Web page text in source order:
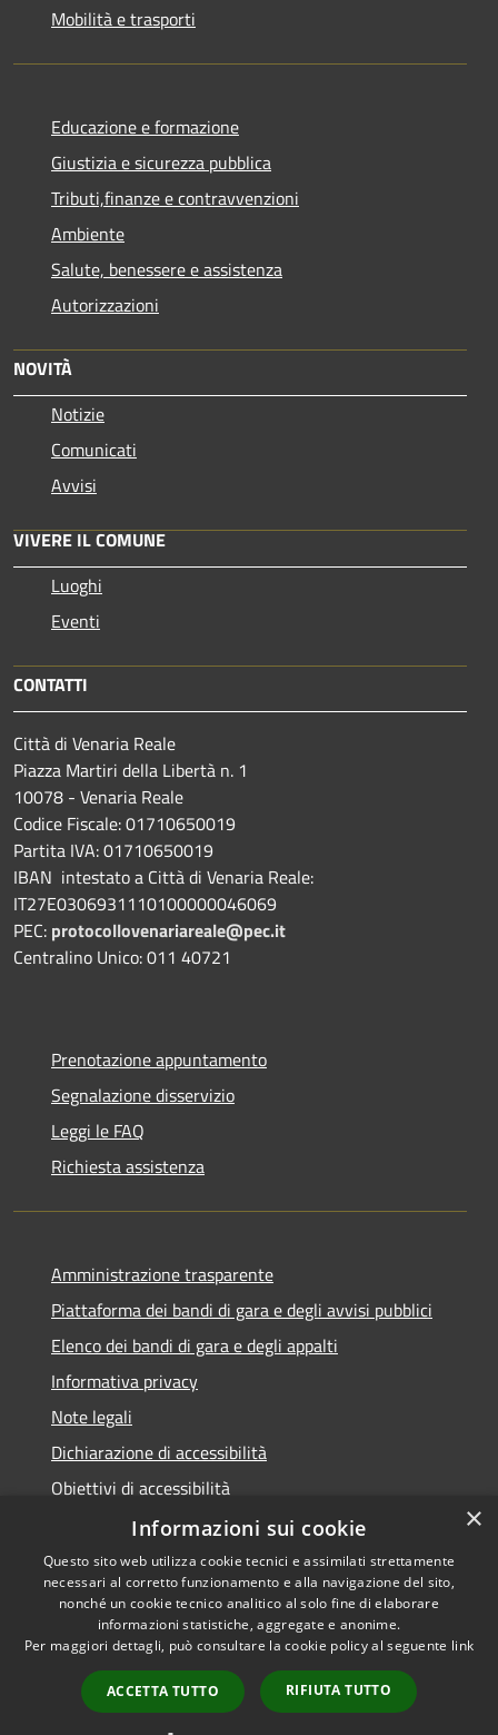
Mobilità e trasporti
Educazione e formazione
Giustizia e sicurezza pubblica
Tributi,finanze e contravvenzioni
Ambiente
Salute, benessere e assistenza
Autorizzazioni
NOVITÀ
Notizie
Comunicati
Avvisi
VIVERE IL COMUNE
Luoghi
Eventi
CONTATTI
Città di Venaria Reale
Piazza Martiri della Libertà n. 1
10078 - Venaria Reale
Codice Fiscale: 01710650019
Partita IVA: 01710650019
IBAN intestato a Città di Venaria Reale:
IT27E0306931110100000046069
PEC: protocollovenariareale@pec.it
Centralino Unico: 011 40721
Prenotazione appuntamento
Segnalazione disservizio
Leggi le FAQ
Richiesta assistenza
Amministrazione trasparente
Piattaforma dei bandi di gara e degli avvisi pubblici
Elenco dei bandi di gara e degli appalti
Informativa privacy
Note legali
Dichiarazione di accessibilità
Obiettivi di accessibilità
Accessibilità
Privacy
Mappa del sito
×
Informazioni sui cookie
Questo sito web utilizza cookie tecnici e assimilati strettamente
necessari al corretto funzionamento e alla navigazione del sito,
nonché un cookie tecnico analitico al solo fine di elaborare
informazioni statistiche, aggregate e anonime.
Per maggiori dettagli, può consultare la cookie policy al seguente link
ACCETTA TUTTO RIFIUTA TUTTO